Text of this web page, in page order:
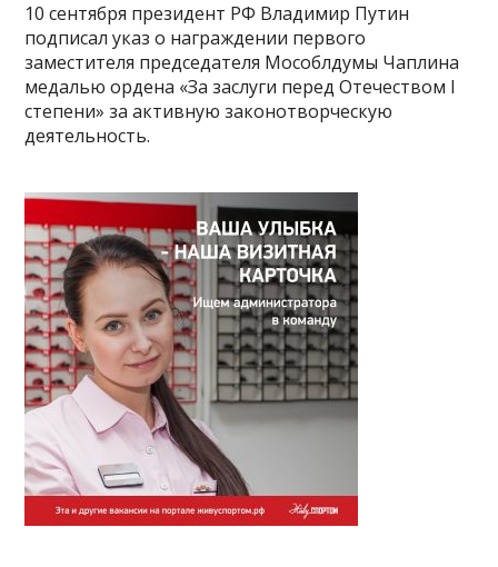
10 сентября президент РФ Владимир Путин
подписал указ о награждении первого
заместителя председателя Мособлдумы Чаплина
медалью ордена «За заслуги перед Отечеством I
степени» за активную законотворческую
деятельность.